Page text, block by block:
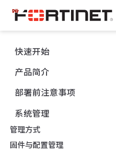
跳
至
主
內
容
快速开始
产品简介
部署前注意事项
系统管理
管理方式
固件与配置管理